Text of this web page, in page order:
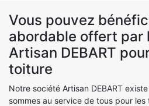
Vous pouvez
abordable offert par
Artisan DEBART
toiture
Notre société Artisan DEBART
sommes au service de tous pour